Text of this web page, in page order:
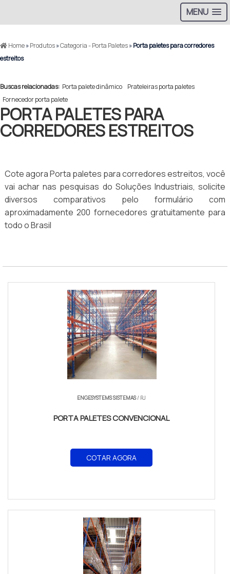
MENU
Home»Produtos»Categoria - Porta Paletes»Porta paletes para corredores
estreitos
Buscas relacionadas: Porta palete dinâmico
Prateleiras porta paletes
Fornecedor porta palete
PORTA PALETES PARA
CORREDORES ESTREITOS
Cote agora Porta paletes para corredores estreitos, você
vai achar nas pesquisas do Soluções Industriais, solicite
diversos comparativos pelo formulário com
aproximadamente 200 fornecedores gratuitamente para
todo o Brasil
ENGESYSTEMS SISTEMAS/ RJ
PORTA PALETES CONVENCIONAL
COTAR AGORA